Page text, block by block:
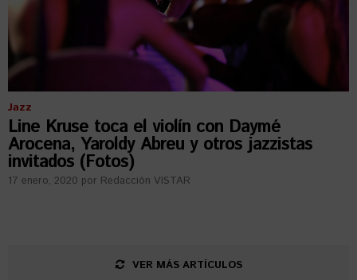
Jazz
Line Kruse toca el violín con Daymé
Arocena, Yaroldy Abreu y otros jazzistas
invitados (Fotos)
17 enero, 2020 por Redacción VISTAR
VER MÁS ARTÍCULOS